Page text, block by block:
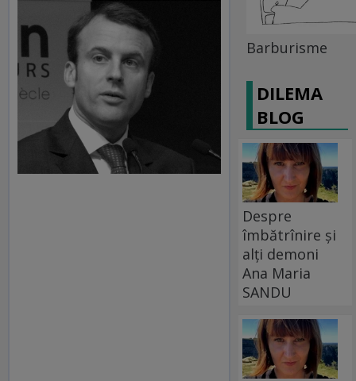
Barburisme
DILEMA
BLOG
Despre
îmbătrînire și
alți demoni
Ana Maria
SANDU